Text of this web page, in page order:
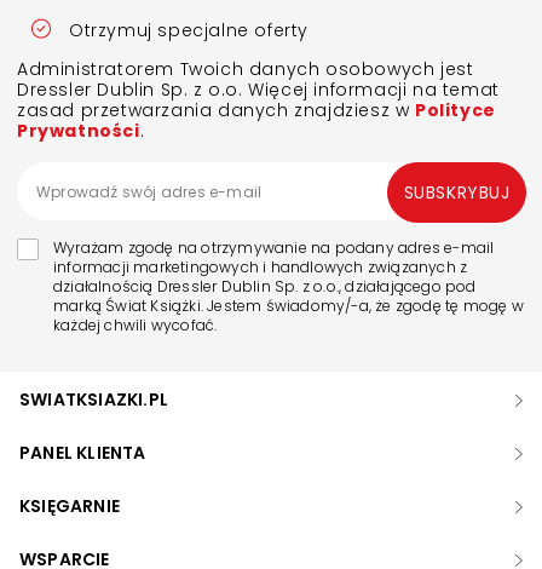
Otrzymuj specjalne oferty
Administratorem Twoich danych osobowych jest
Dressler Dublin Sp. z o.o. Więcej informacji na temat
zasad przetwarzania danych znajdziesz w Polityce
Prywatności.
Wyrażam zgodę na otrzymywanie na podany adres e-mail
informacji marketingowych i handlowych związanych z
działalnością Dressler Dublin Sp. z o.o., działającego pod
marką Świat Książki. Jestem świadomy/-a, że zgodę tę mogę w
każdej chwili wycofać.
SUBSKRYBUJ
SWIATKSIAZKI.PL
PANEL KLIENTA
KSIĘGARNIE
WSPARCIE